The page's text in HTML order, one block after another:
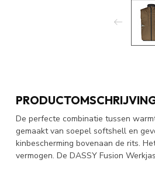
De perfecte combinatie tussen
gemaakt van soepel softshell en
kinbescherming bovenaan de rits.
vermogen. De DASSY Fusion